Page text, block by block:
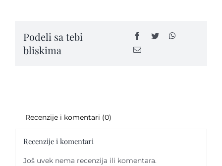
VPC59
quantity
Podeli sa tebi
bliskima
Recenzije i komentari (0)
Recenzije i komentari
Još uvek nema recenzija ili komentara.